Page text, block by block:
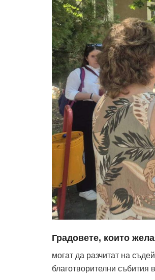
Градовете, които
могат да разчитат на
благотворителни събития